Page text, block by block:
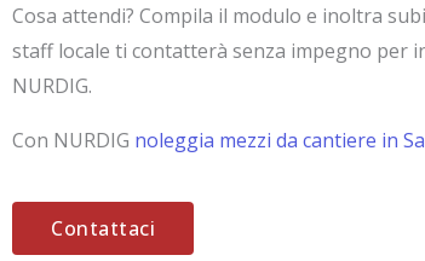
Cosa attendi? Compila il modulo e inoltra
staff locale ti contatterà senza impegno per
NURDIG.
Con NURDIG noleggia mezzi da cantiere in
Contattaci